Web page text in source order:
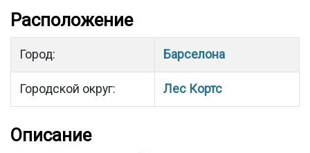
Расположение
Город: Барселона
Городской округ: Лес Кортс
Описание